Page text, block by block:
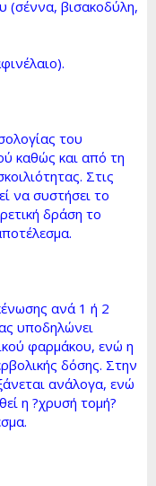
(σέννα, βισακοδύλη,
του
καθώς και από τη
Στις
να συστήσει το
δράση το
ανά 1 ή 2
υποδηλώνει
φαρμάκου, ενώ η
δόσης. Στην
ανάλογα, ενώ
η ?χρυσή τομή?